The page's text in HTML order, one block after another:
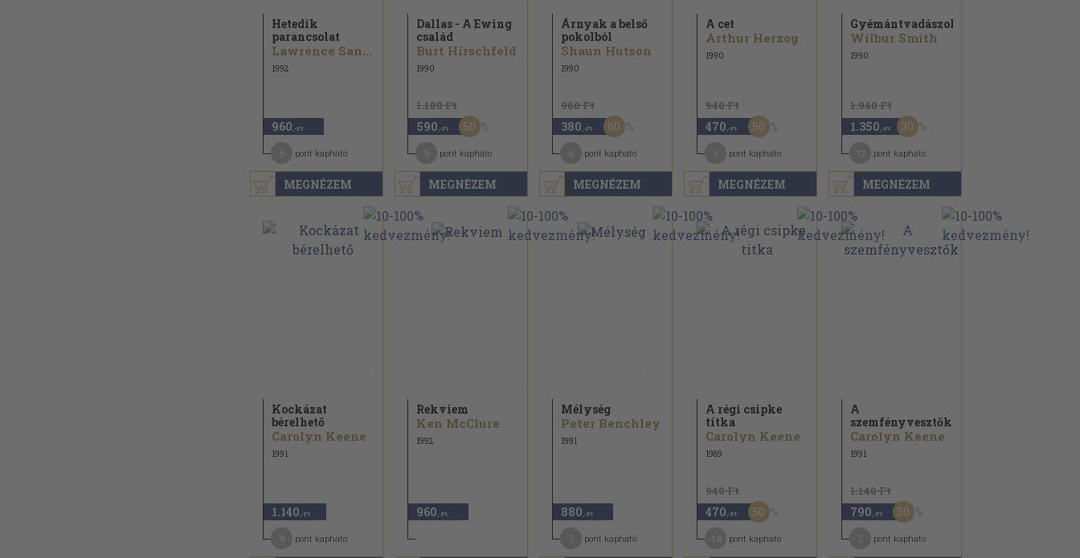
MEGNÉZEM
Hetedik
parancsolat
Lawrence Sanders
1992
960 ,-Ft
pont kapható
MEGNÉZEM
Dallas - A Ewing
család
Burt Hirschfeld
1990
1.180 Ft
590 ,-Ft 50
pont kapható
MEGNÉZEM
Árnyak a belső
pokolból
Shaun Hutson
1990
960 Ft
380 ,-Ft 60
pont kapható
MEGNÉZEM
A cet
Arthur Herzog
1990
940 Ft
470 ,-Ft 50
pont kapható
MEGNÉZEM
Gyémántvadászok
Wilbur Smith
1990
1.940 Ft
1.350 ,-Ft 30
pont kapható
Kockázat
bérelhető
Carolyn Keene
1991
1.140 ,-Ft
pont kapható
Rekviem
Ken McClure
1992
960 ,-Ft
Mélység
Peter Benchley
1991
880 ,-Ft
pont kapható
A régi csipke
titka
Carolyn Keene
1989
940 Ft
470 ,-Ft 50
pont kapható
A
szemfényvesztők
Carolyn Keene
1991
1.140 Ft
790 ,-Ft 30
pont kapható